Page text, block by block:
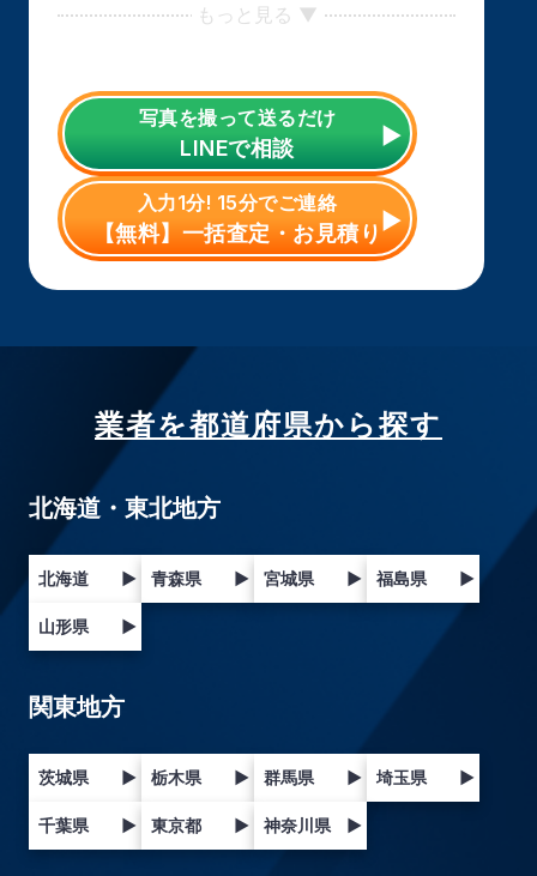
もっと見る ▼
写真を撮って送るだけ
LINEで相談
入力1分! 15分でご連絡
【無料】一括査定・お見積り
業者を都道府県から探す
北海道・東北地方
北海道 ▶ 青森県 ▶ 宮城県 ▶ 福島県 ▶
山形県 ▶
関東地方
茨城県 ▶ 栃木県 ▶ 群馬県 ▶ 埼玉県 ▶
千葉県 ▶ 東京都 ▶ 神奈川県 ▶